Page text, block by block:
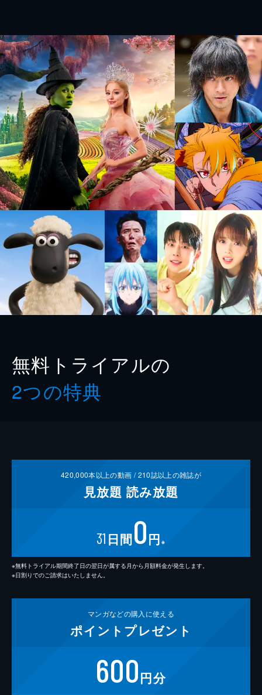
無料トライアルの
2つの特典
420,000本以上の動画 /210誌以上の雑誌が
見放題 読み放題
31 日間0円 ※
※無料トライアル期間終了日の翌日が属する月から月額料金が発生します。
※日割りでのご請求はいたしません。
マンガなどの購入に使える
ポイント プレゼント
600円分